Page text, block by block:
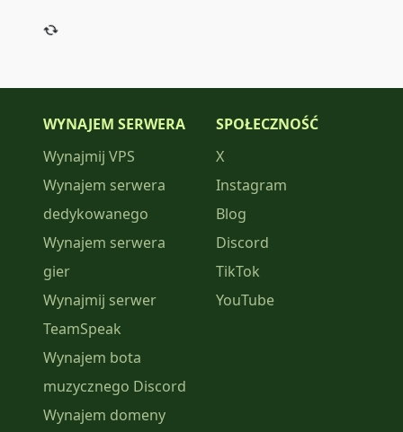
WYNAJEM SERWERA
Wynajmij VPS
Wynajem serwera
dedykowanego
Wynajem serwera
gier
Wynajmij serwer
TeamSpeak
Wynajem bota
muzycznego Discord
Wynajem domeny
SPOŁECZNOŚĆ
X
Instagram
Blog
Discord
TikTok
YouTube